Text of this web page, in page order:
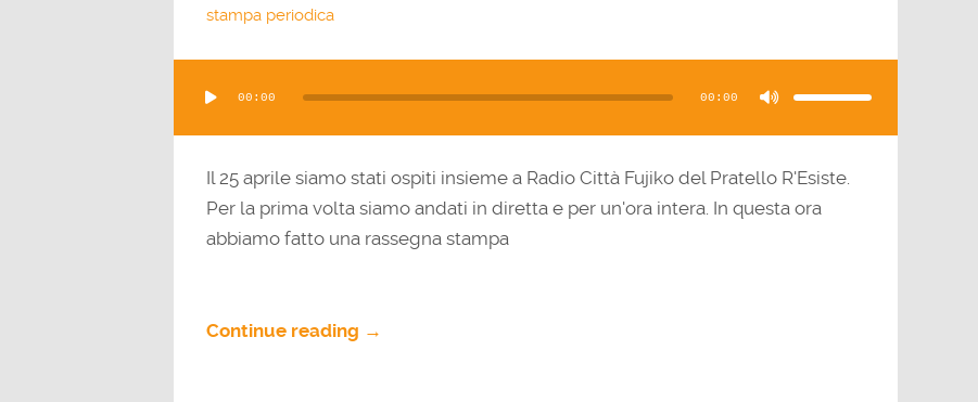
stampa periodica
Player
00:00 00:00
freccia
aumentare
il
volume.
Il 25 aprile siamo stati ospiti insieme a Radio Città Fujiko del Pratello R'Esiste.
Per la prima volta siamo andati in diretta e per un'ora intera. In questa ora
abbiamo fatto una rassegna stampa
Continue reading →